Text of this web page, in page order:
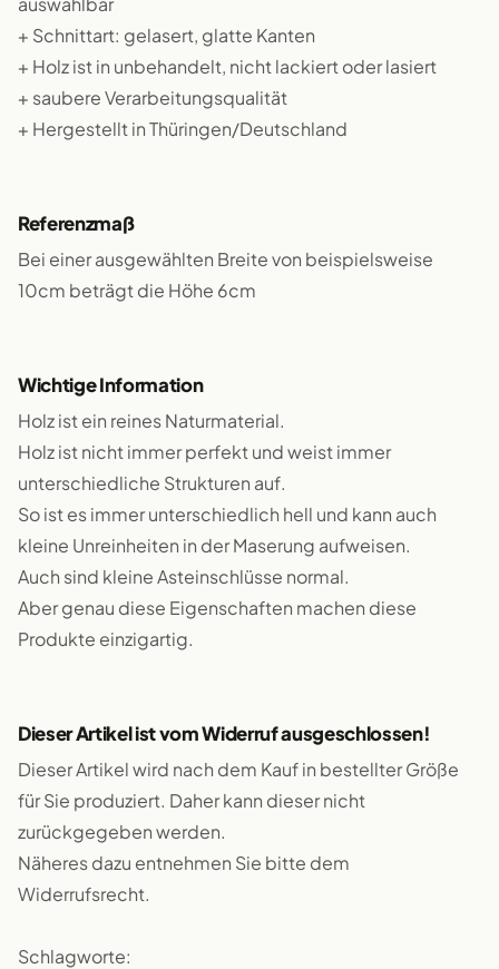
+ Schnittart: gelasert, glatte Kanten
+ Holz ist in unbehandelt, nicht lackiert oder lasiert
+ saubere Verarbeitungsqualität
+ Hergestellt in Thüringen/Deutschland
Referenzmaß
Bei einer ausgewählten Breite von beispielsweise
10cm beträgt die Höhe 6cm
Wichtige Information
Holz ist ein reines Naturmaterial.
Holz ist nicht immer perfekt und weist immer
unterschiedliche Strukturen auf.
So ist es immer unterschiedlich hell und kann auch
kleine Unreinheiten in der Maserung aufweisen.
Auch sind kleine Asteinschlüsse normal.
Aber genau diese Eigenschaften machen diese
Produkte einzigartig.
Dieser Artikel ist vom Widerruf ausgeschlossen!
Dieser Artikel wird nach dem Kauf in bestellter Größe
für Sie produziert. Daher kann dieser nicht
zurückgegeben werden.
Näheres dazu entnehmen Sie bitte dem
Widerrufsrecht.
Schlagworte: